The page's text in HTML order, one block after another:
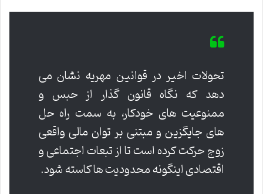
تحولات اخیر در قوانین مهریه نشان می
دهد که نگاه قانون گذار از حبس و
ممنوعیت های خودکار، به سمت راه حل
های جایگزین و مبتنی بر توان مالی واقعی
زوج حرکت کرده است تا از تبعات اجتماعی و
اقتصادی اینگونه محدودیت ها کاسته شود.